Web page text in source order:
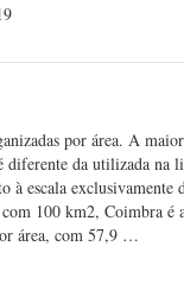
por área. A
da utilizada na
à escala
100 km2, Coimbra
área, com 57,9 …